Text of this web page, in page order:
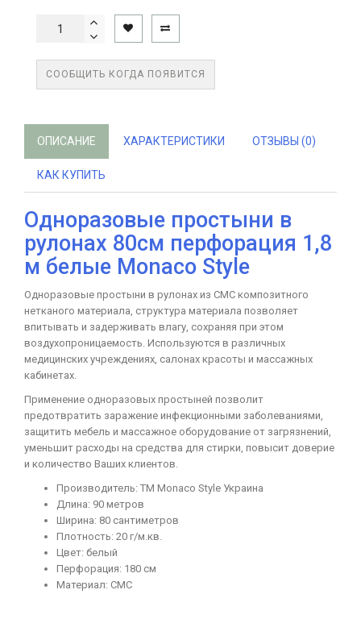
СООБЩИТЬ КОГДА ПОЯВИТСЯ
ОПИСАНИЕ ХАРАКТЕРИСТИКИ ОТЗЫВЫ (0)
КАК КУПИТЬ
Одноразовые простыни в
рулонах 80см перфорация 1,8
м белые Monaco Style
Одноразовые простыни в рулонах из СМС композитного
нетканого материала, структура материала позволяет
впитывать и задерживать влагу, сохраняя при этом
воздухопроницаемость. Используются в различных
медицинских учреждениях, салонах красоты и массажных
кабинетах.
Применение одноразовых простыней позволит
предотвратить заражение инфекционными заболеваниями,
защитить мебель и массажное оборудование от загрязнений,
уменьшит расходы на средства для стирки, повысит доверие
и количество Ваших клиентов.
Производитель: ТМ Monaco Style Украина
Длина: 90 метров
Ширина: 80 сантиметров
Плотность: 20 г/м.кв.
Цвет: белый
Перфорация: 180 см
Материал: СМС